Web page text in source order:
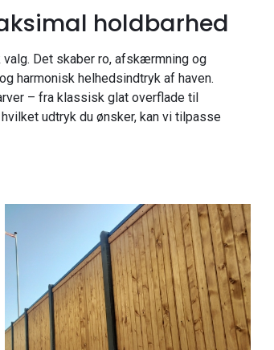
holdbarhed
Det skaber ro, afskærmning og
harmonisk helhedsindtryk af haven.
– fra klassisk glat overflade til
udtryk du ønsker, kan vi tilpasse